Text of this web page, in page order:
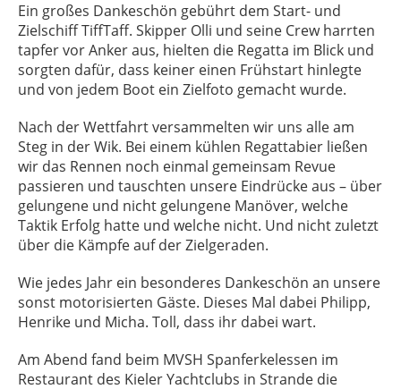
Ein großes Dankeschön gebührt dem Start- und
Zielschiff TiffTaff. Skipper Olli und seine Crew harrten
tapfer vor Anker aus, hielten die Regatta im Blick und
sorgten dafür, dass keiner einen Frühstart hinlegte
und von jedem Boot ein Zielfoto gemacht wurde.
Nach der Wettfahrt versammelten wir uns alle am
Steg in der Wik. Bei einem kühlen Regattabier ließen
wir das Rennen noch einmal gemeinsam Revue
passieren und tauschten unsere Eindrücke aus – über
gelungene und nicht gelungene Manöver, welche
Taktik Erfolg hatte und welche nicht. Und nicht zuletzt
über die Kämpfe auf der Zielgeraden.
Wie jedes Jahr ein besonderes Dankeschön an unsere
sonst motorisierten Gäste. Dieses Mal dabei Philipp,
Henrike und Micha. Toll, dass ihr dabei wart.
Am Abend fand beim MVSH Spanferkelessen im
Restaurant des Kieler Yachtclubs in Strande die